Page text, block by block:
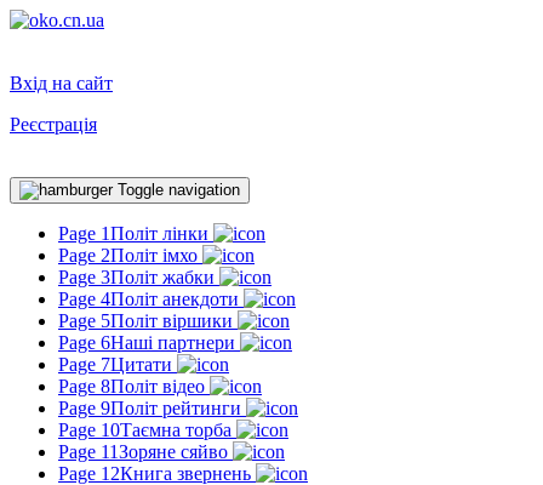
Вхід на сайт
Реєстрація
Toggle navigation
Page 1Політ лінки
Page 2Політ імхо
Page 3Політ жабки
Page 4Політ анекдоти
Page 5Політ віршики
Page 6Наші партнери
Page 7Цитати
Page 8Політ відео
Page 9Політ рейтинги
Page 10Таємна торба
Page 11Зоряне сяйво
Page 12Книга звернень